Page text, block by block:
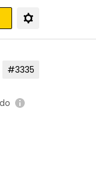
#3335